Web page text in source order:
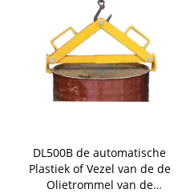
DL500B de automatische
Plastiek of Vezel van de de
Olietrommel van de